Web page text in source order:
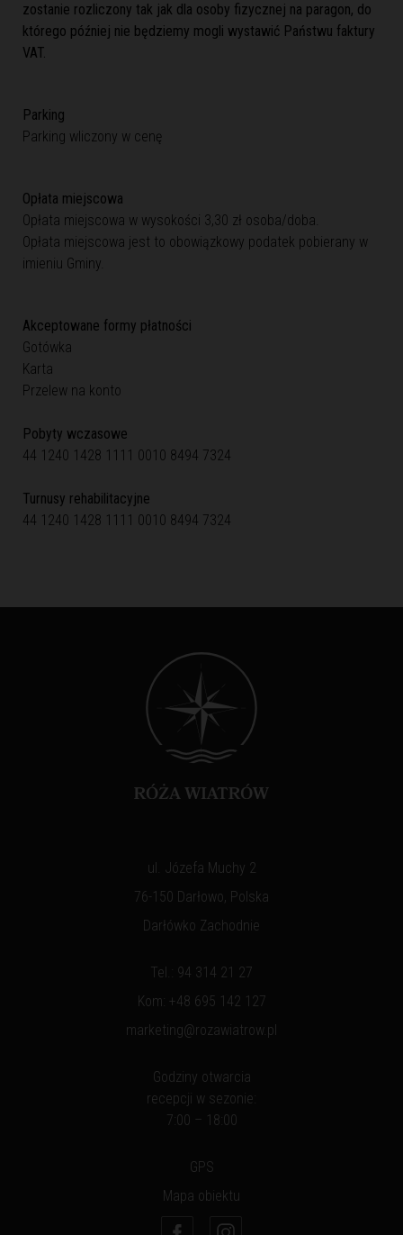
zostanie rozliczony tak jak dla osoby fizycznej na paragon, do
którego później nie będziemy mogli wystawić Państwu faktury
VAT.
Parking
Parking wliczony w cenę
Opłata miejscowa
Opłata miejscowa w wysokości 3,30 zł osoba/doba.
Opłata miejscowa jest to obowiązkowy podatek pobierany w
imieniu Gminy.
Akceptowane formy płatności
Gotówka
Karta
Przelew na konto
Pobyty wczasowe
44 1240 1428 1111 0010 8494 7324
Turnusy rehabilitacyjne
44 1240 1428 1111 0010 8494 7324
ul. Józefa Muchy 2
76-150 Darłowo, Polska
Darłówko Zachodnie
Tel.: 94 314 21 27
Kom: +48 695 142 127
marketing@rozawiatrow.pl
Godziny otwarcia
recepcji w sezonie:
7:00 – 18:00
GPS
Mapa obiektu